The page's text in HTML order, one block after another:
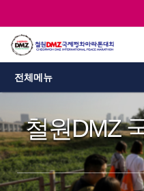
전체메뉴
철원DMZ